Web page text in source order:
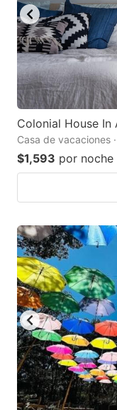
Colonial House In
Casa de vacaciones
$1,593 por noche